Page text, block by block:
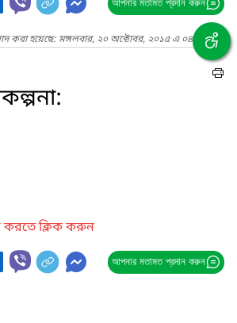
আপনার মতামত প্রদান করুন
করা হয়েছে: মঙ্গলবার, ২০ অক্টোবর, ২০১৫ এ ০৪:৪০ PM
করতে ক্লিক করুন
আপনার মতামত প্রদান করুন